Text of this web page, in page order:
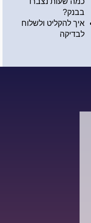
בבנק?
איך להקליט ולשלוח
לבדיקה